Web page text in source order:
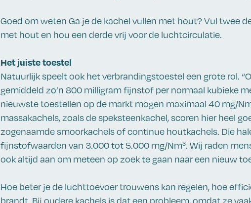
Goed om weten Ga je de kachel vullen met hout? Vul twee
met hout en hou een derde vrij voor de luchtcirculatie.
Het juiste toestel
Natuurlijk speelt ook het verbrandingstoestel een grote rol.
gemiddeld zo’n 800 milligram fijnstof per normaal kubieke
nieuwste toestellen op de markt mogen maximaal 40 mg/
massakachels, zoals de speksteenkachel, scoren hier heel
zogenaamde smoorkachels of continue houtkachels. Die
fijnstofwaarden van 3.000 tot 5.000 mg/Nm³. Wij raden
ook altijd aan om meteen op zoek te gaan naar een nieuw
Hoe beter je de luchttoevoer trouwens kan regelen, hoe
brandt. Bij oudere kachels is dat een probleem, omdat ze